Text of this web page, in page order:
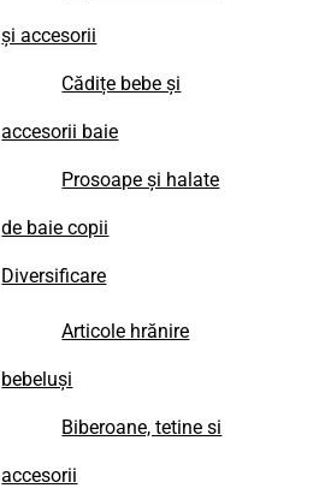
și accesorii
Cădițe bebe și
accesorii baie
Prosoape și halate
de baie copii
Diversificare
Articole hrănire
bebeluși
Biberoane, tetine si
accesorii